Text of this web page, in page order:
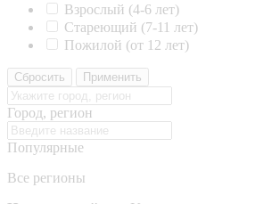
Взрослый (4-6 лет)
Стареющий (7-11 лет)
Пожилой (от 12 лет)
Сбросить Применить
Город, регион
Популярные
Все регионы